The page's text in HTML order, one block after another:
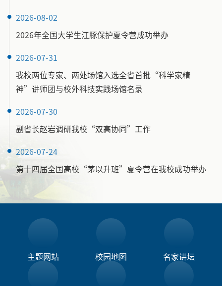
2026-08-02
2026年全国大学生江豚保护夏令营成功举办
2026-07-31
我校两位专家、两处场馆入选全省首批“科学家精
神”讲师团与校外科技实践场馆名录
2026-07-30
副省长赵岩调研我校“双高协同”工作
2026-07-24
第十四届全国高校“茅以升班”夏令营在我校成功举办
主题网站 校园地图 名家讲坛